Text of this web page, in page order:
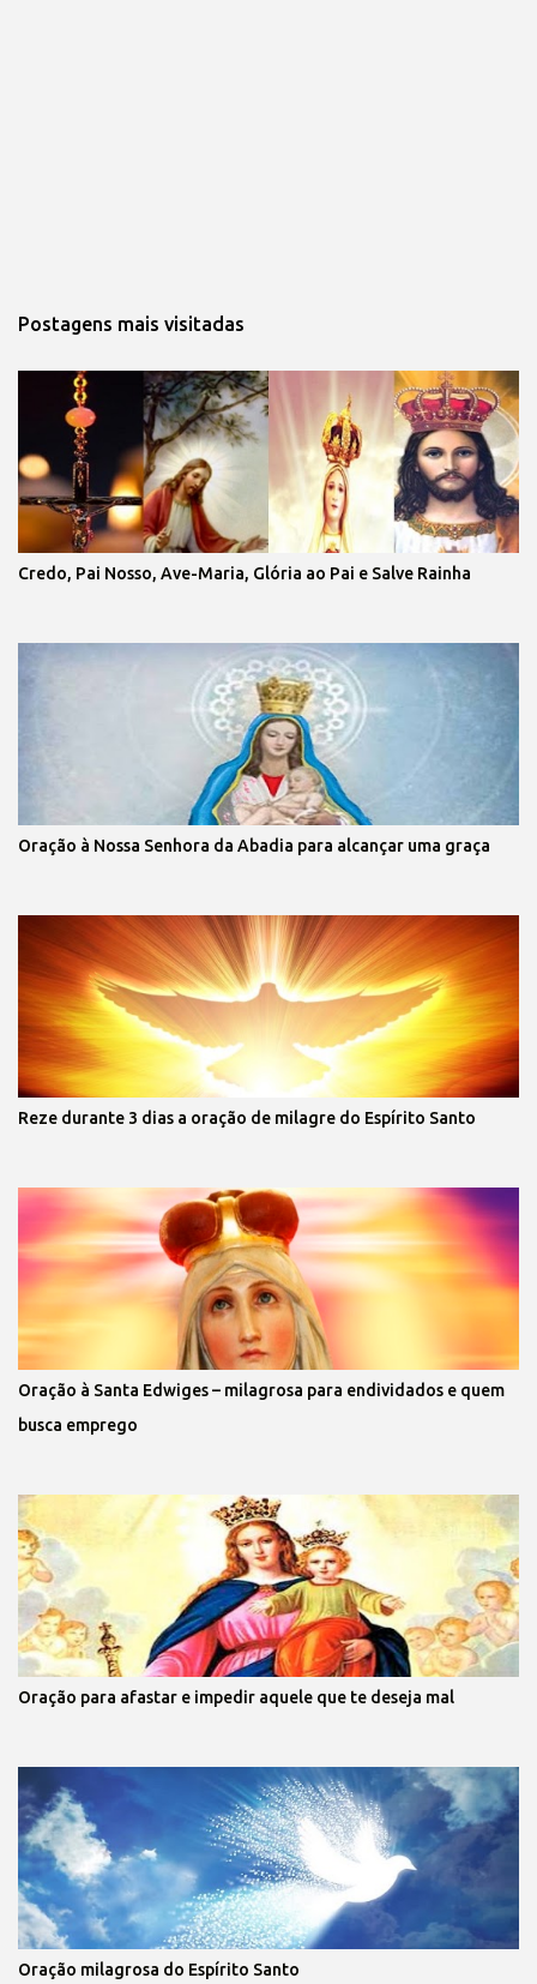
Postagens mais visitadas
Credo, Pai Nosso, Ave-Maria, Glória ao Pai e Salve Rainha
Oração à Nossa Senhora da Abadia para alcançar uma graça
Reze durante 3 dias a oração de milagre do Espírito Santo
Oração à Santa Edwiges – milagrosa para endividados e quem
busca emprego
Oração para afastar e impedir aquele que te deseja mal
Oração milagrosa do Espírito Santo